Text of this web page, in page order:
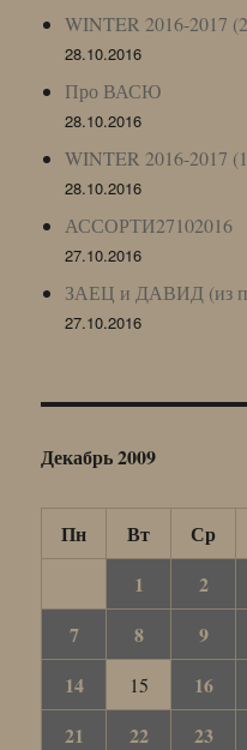
WINTER 2016-2017
28.10.2016
Про ВАСЮ
28.10.2016
WINTER 2016-2017
28.10.2016
АССОРТИ27102016
27.10.2016
ЗАЕЦ и ДАВИД (из
27.10.2016
Декабрь 2009
Пн Вт Ср
1
2
7
8 9
14
15 16
21
22 23